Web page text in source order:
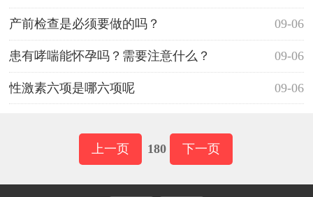
事？ 09-06
产前检查是必须要做的吗？
09-06
患有哮喘能怀孕吗？需要注意什么？
09-06
性激素六项是哪六项呢
上一页 180 下一页